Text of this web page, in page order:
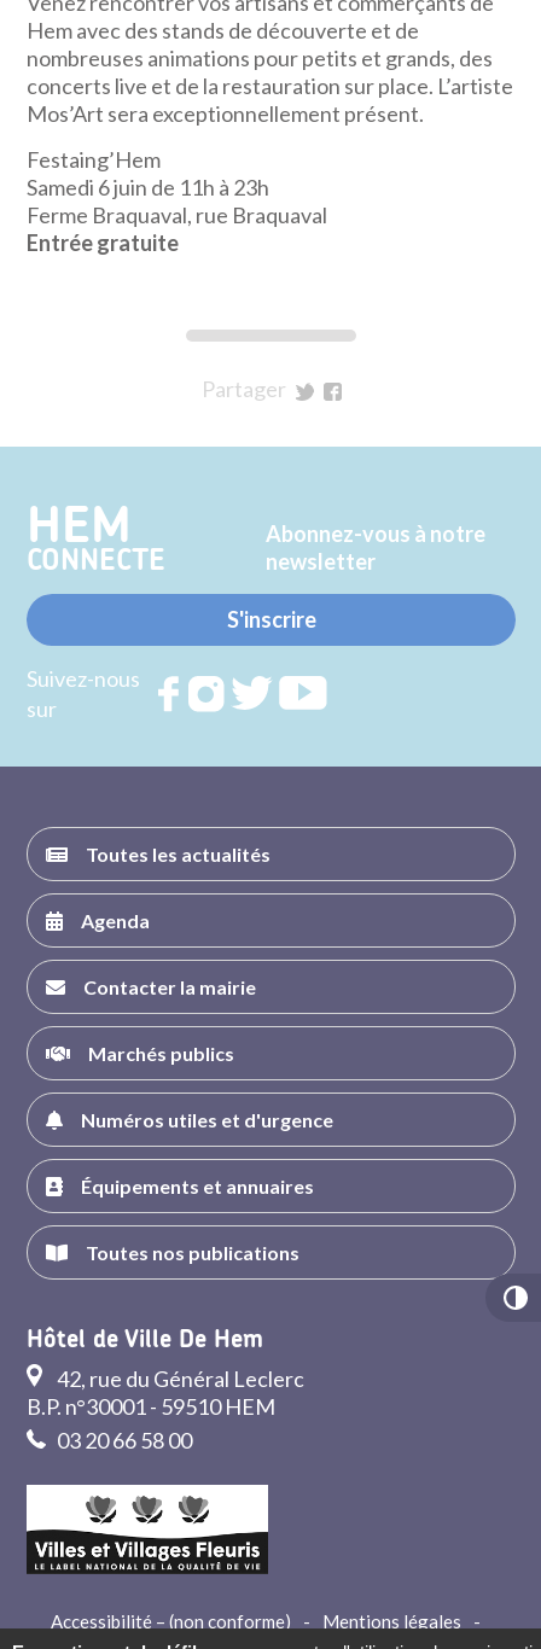
Hem avec des stands de découverte et de
nombreuses animations pour petits et grands, des
concerts live et de la restauration sur place. L’artiste
Mos’Art sera exceptionnellement présent.
Festaing’Hem
Samedi 6 juin de 11h à 23h
Ferme Braquaval, rue Braquaval
Entrée gratuite
Partager
Twitter
Facebook
HEM
CONNECTE
Abonnez-vous à notre
newsletter
S'inscrire
Suivez-nous
sur
RejoignezRejoignezRejoignez
Toutes les actualités
Agenda
Contacter la mairie
Marchés publics
Numéros utiles et d'urgence
Équipements et annuaires
Toutes nos publications
Hôtel de Ville De Hem
42, rue du Général Leclerc
B.P. n°30001 - 59510 HEM
03 20 66 58 00
Accessibilité – (non conforme) - Mentions légales
-
Crédits
Contact